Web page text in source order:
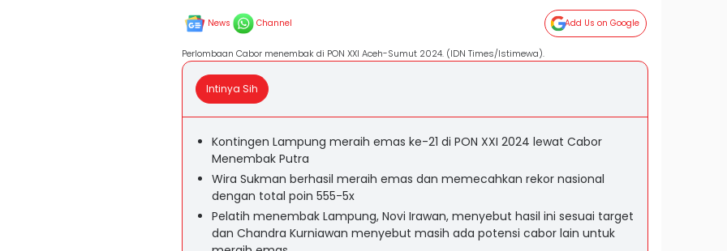
News Channel Add Us on Google
Perlombaan Cabor menembak di PON XXI Aceh-Sumut 2024. (IDN Times/Istimewa).
Intinya Sih
Kontingen Lampung meraih emas ke-21 di PON XXI 2024 lewat Cabor
Menembak Putra
Wira Sukman berhasil meraih emas dan memecahkan rekor nasional
dengan total poin 555-5x
Pelatih menembak Lampung, Novi Irawan, menyebut hasil ini sesuai target
dan Chandra Kurniawan menyebut masih ada potensi cabor lain untuk